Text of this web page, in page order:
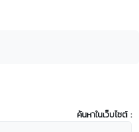
ค้นหาในเว็บไซต์ :